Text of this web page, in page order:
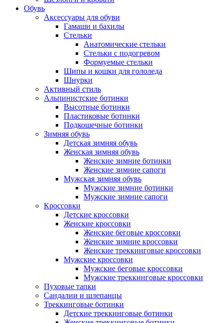
Обувь
Аксессуары для обуви
Гамаши и бахилы
Стельки
Анатомические стельки
Стельки с подогревом
Формуемые стельки
Шипы и кошки для гололеда
Шнурки
Активный стиль
Альпинистские ботинки
Высотные ботинки
Пластиковые ботинки
Подкошечные ботинки
Зимняя обувь
Детская зимняя обувь
Женская зимняя обувь
Женские зимние ботинки
Женские зимние сапоги
Мужская зимняя обувь
Мужские зимние ботинки
Мужские зимние сапоги
Кроссовки
Детские кроссовки
Женские кроссовки
Женские беговые кроссовки
Женские зимние кроссовки
Женские треккинговые кроссовки
Мужские кроссовки
Мужские беговые кроссовки
Мужские треккинговые кроссовки
Пуховые тапки
Сандалии и шлепанцы
Треккинговые ботинки
Детские треккинговые ботинки